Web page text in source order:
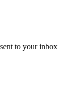
to your inbox